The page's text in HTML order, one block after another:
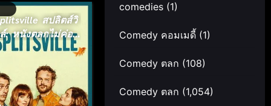
สปลิตส์วิ
: หนังตลกไม่ค่อย
รแมนติก (2025)
comedies (1)
Comedy คอมเมดี้ (1)
Comedy ตลก (108)
Comedy ตลก (1,054)